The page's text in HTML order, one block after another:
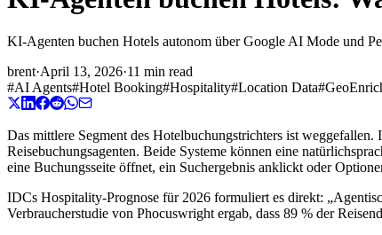
KI-Agenten buchen Hotels autonom über Google AI Mode und
brent·April 13, 2026·11 min read
#AI Agents#Hotel Booking#Hospitality#Location Data#
Das mittlere Segment des Hotelbuchungstrichters ist
Reisebuchungsagenten. Beide Systeme können eine
eine Buchungsseite öffnet, ein Suchergebnis anklickt oder
IDCs Hospitality-Prognose für 2026 formuliert es direkt:
Verbraucherstudie von Phocuswright ergab, dass 89 % der